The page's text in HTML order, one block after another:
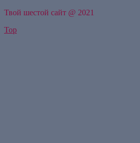
Твой шестой сайт @ 2021
Top